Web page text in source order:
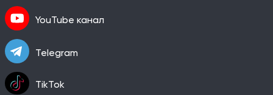
YouTube канал
Telegram
TikTok